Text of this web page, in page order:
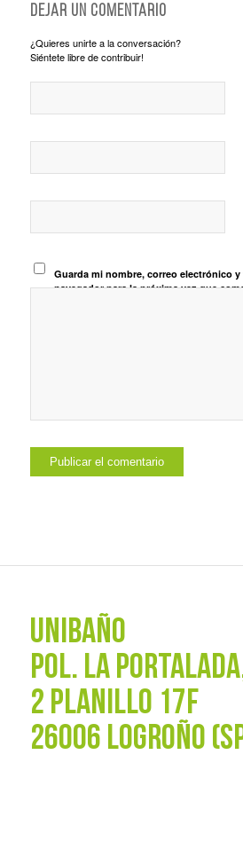
Dejar un comentario
¿Quieres unirte a la conversación?
Siéntete libre de contribuir!
Guarda mi nombre, correo electrónico y
navegador para la próxima vez que
UNIBAÑO
POL. La
2 PLANILLO 17F
26006 LOGROÑO